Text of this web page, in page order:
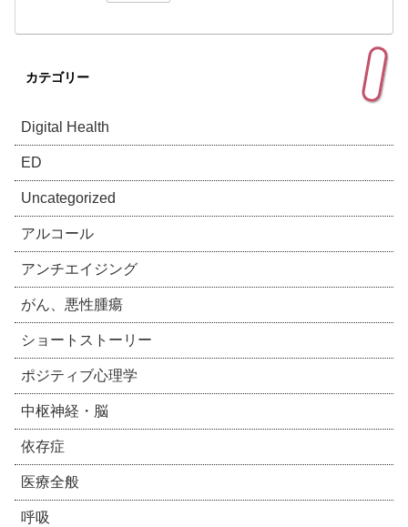
カテゴリー
Digital Health
ED
Uncategorized
アルコール
アンチエイジング
がん、悪性腫瘍
ショートストーリー
ポジティブ心理学
中枢神経・脳
依存症
医療全般
呼吸